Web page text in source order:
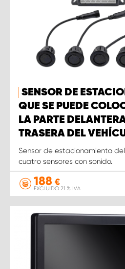
SENSOR DE
QUE SE PUEDE
LA PARTE
TRASERA DEL
Sensor de estacionamiento
cuatro sensores con sonido.
188 €
EXCLUIDO 21 % IVA